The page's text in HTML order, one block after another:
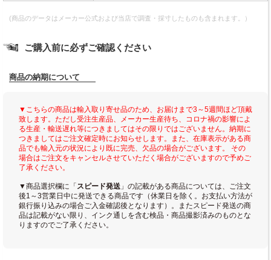
(商品のデータはメーカー公式および当店で調査・採寸したものも含まれます。）
ご購入前に必ずご確認ください
商品の納期について
▼こちらの商品は輸入取り寄せ品のため、お届けまで3～5週間ほど頂戴
致します。ただし受注生産品、メーカー生産待ち、コロナ禍の影響によ
る生産・輸送遅れ等につきましてはその限りではございません。納期に
つきましてはご注文確定時にお知らせします。また、在庫表示がある商
品でも輸入元の状況により既に完売、欠品の場合がございます。 その
場合はご注文をキャンセルさせていただく場合がございますので予めご
了承ください。
▼商品選択欄に「 スピード発送 」の記載がある商品については、ご注文
後1～3営業日中に発送できる商品です（休業日を除く。お支払い方法が
銀行振り込みの場合ご入金確認後となります）。またスピード発送の商
品は記載がない限り、インク通しを含む検品・商品撮影済みのものとな
りますのでご了承ください。